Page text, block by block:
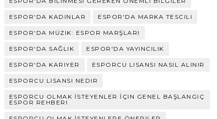
ESPOR'DA KADINLAR ESPOR'DA MARKA TESCILI
ESPOR'DA MÜZIK: ESPOR MARŞLARI
ESPOR'DA SAĞLIK ESPOR'DA YAYINCILIK
ESPOR'DA KARIYER ESPORCU LISANSI NASIL ALINIR
ESPORCU LISANSI NEDIR
ESPORCU OLMAK İSTEYENLER İÇIN GENEL BAŞLANGIÇ
ESPOR REHBERI